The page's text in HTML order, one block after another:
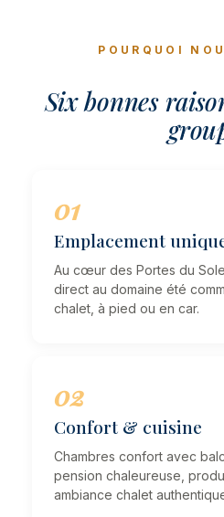
POURQUOI
Six bonnes
01
Emplacement
Au cœur des Portes du
direct au domaine été
chalet, à pied ou en car.
02
Confort & cuisine
Chambres confort avec
pension chaleureuse,
ambiance chalet